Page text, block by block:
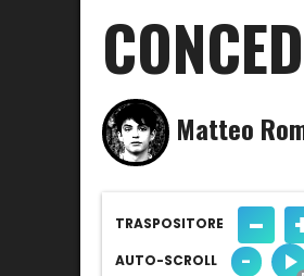
Matteo
TRASPOSITORE -
AUTO-SCROLL -